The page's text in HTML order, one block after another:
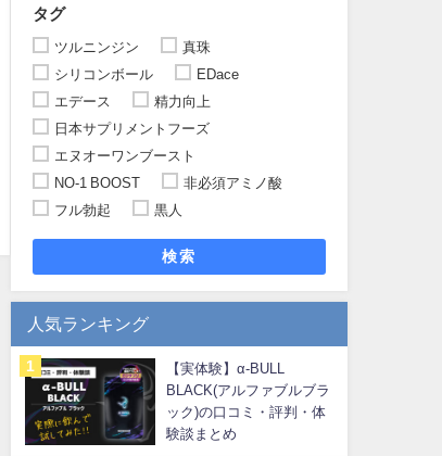
タグ
ツルニンジン
真珠
シリコンボール
EDace
エデース
精力向上
日本サプリメントフーズ
エヌオーワンブースト
NO-1 BOOST
非必須アミノ酸
フル勃起
黒人
検索
人気ランキング
【実体験】α-BULL
BLACK(アルファブルブラ
ック)の口コミ・評判・体
験談まとめ